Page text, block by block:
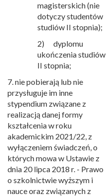
magisterskich (nie
dotyczy studentów
studiów II stopnia);
2) dyplomu
ukończenia studiów
II stopnia;
7. nie pobierają lub nie
przysługuje im inne
stypendium związane z
realizacją danej formy
kształcenia w roku
akademickim 2021/22, z
wyłączeniem świadczeń, o
których mowa w Ustawie z
dnia 20 lipca 2018 r. - Prawo
o szkolnictwie wyższym i
nauce oraz związanych z